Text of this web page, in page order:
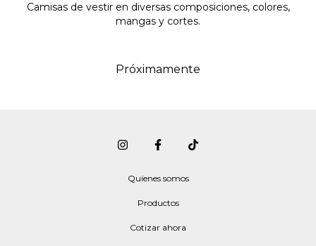
Camisas de vestir en diversas composiciones, colores,
mangas y cortes.
Próximamente
Quíenes somos
Productos
Cotizar ahora